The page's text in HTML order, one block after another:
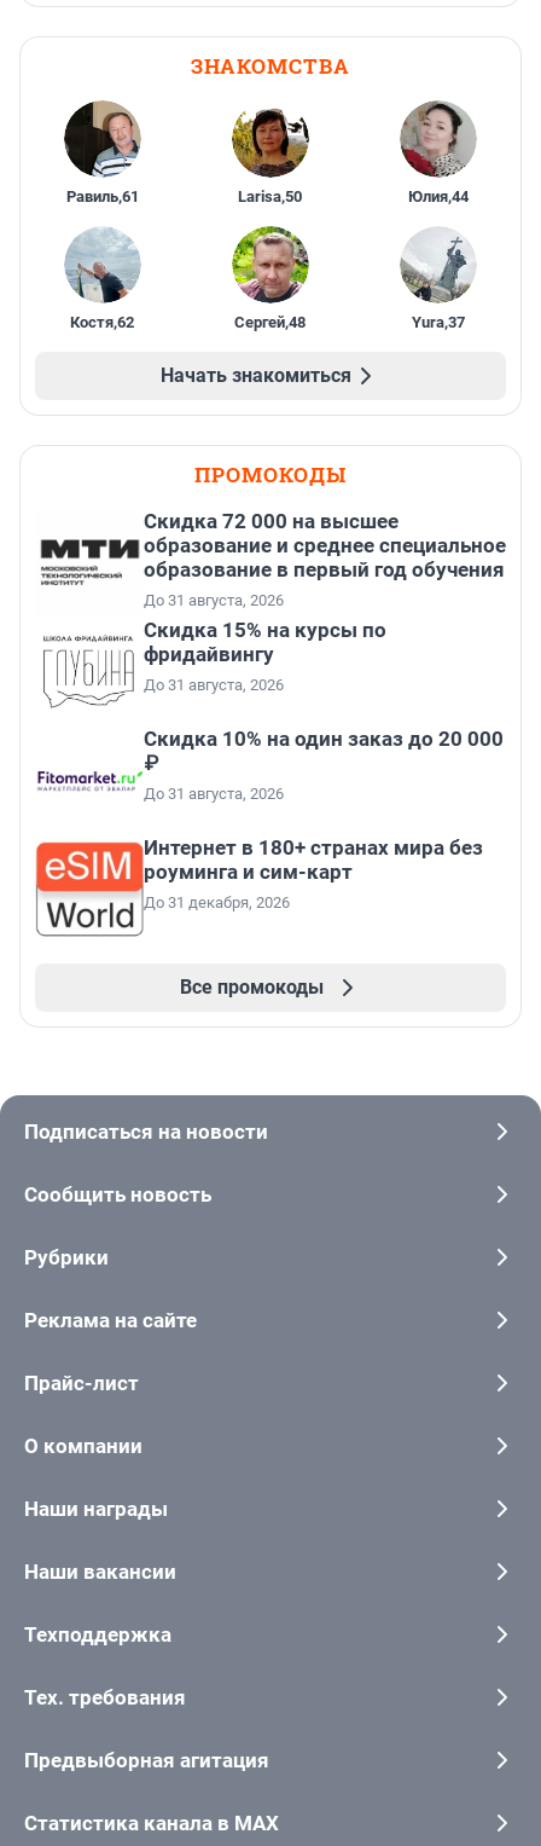
ЗНАКОМСТВА
Равиль,61 Larisa,50 Юлия,44
Костя,62 Сергей,48 Yura,37
Начать знакомиться
ПРОМОКОДЫ
Скидка 72 000 на высшее
образование и среднее специальное
образование в первый год обучения
До 31 августа, 2026
Скидка 15% на курсы по
фридайвингу
До 31 августа, 2026
Скидка 10% на один заказ до 20 000
₽
До 31 августа, 2026
Интернет в 180+ странах мира без
роуминга и сим-карт
До 31 декабря, 2026
Все промокоды
Подписаться на новости
Сообщить новость
Рубрики
Реклама на сайте
Прайс-лист
О компании
Наши награды
Наши вакансии
Техподдержка
Тех. требования
Предвыборная агитация
Статистика канала в MAX